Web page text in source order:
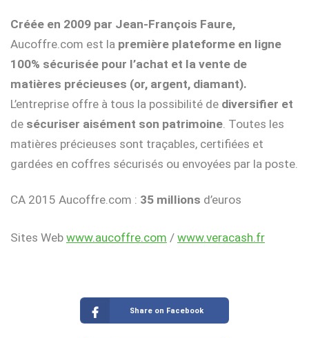
Créée en 2009 par Jean-François Faure,
Aucoffre.com est la première plateforme en ligne
100% sécurisée pour l’achat et la vente de
matières précieuses (or, argent, diamant).
L’entreprise offre à tous la possibilité de diversifier et
de sécuriser aisément son patrimoine . Toutes les
matières précieuses sont traçables, certifiées et
gardées en coffres sécurisés ou envoyées par la poste.
CA 2015 Aucoffre.com : 35 millions d’euros
Sites Web www.aucoffre.com / www.veracash.fr
Share on Facebook